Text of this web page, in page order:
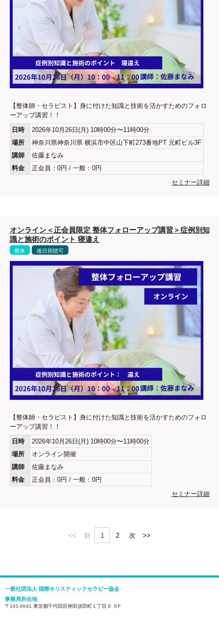
【整体師・セラピスト】身に付けた知識と技術を活かすためのフォロ
ーアップ講習！！
日時
2026年10月26日(月) 10時00分〜11時00分
場所
神奈川県神奈川県 横浜市中区山下町273番地PT 元町ビル3F
講師
佐藤まなみ
料金
正会員：0円 / 一般：0円
セミナー詳細
オンライン＜正会員限定 整体フォローアップ講習＞症例別知
識と施術のポイント 寝違え
整体 後日視聴可
【整体師・セラピスト】身に付けた知識と技術を活かすためのフォロ
ーアップ講習！！
日時
2026年10月26日(月) 10時00分〜11時00分
場所
オンライン開催
講師
佐藤まなみ
料金
正会員：0円 / 一般：0円
セミナー詳細
<< 前 1 2 次 >>
一般社団法人 国際ホリスティックセラピー協会
事務局所在地
〒101-0041 東京都千代田区神田須田町１丁目９ ５F